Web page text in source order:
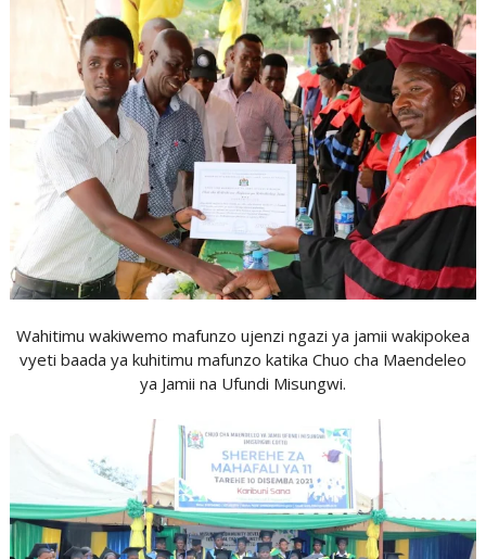
Wahitimu wakiwemo mafunzo ujenzi ngazi ya jamii wakipokea
vyeti baada ya kuhitimu mafunzo katika Chuo cha Maendeleo
ya Jamii na Ufundi Misungwi.